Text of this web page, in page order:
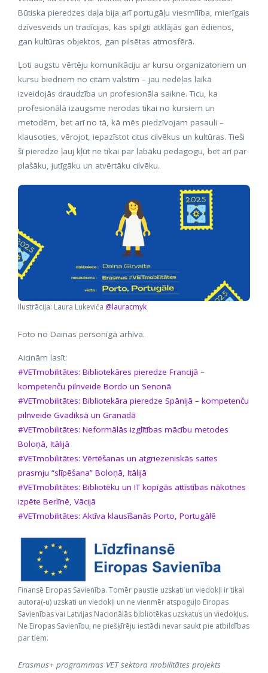
Būtiska pieredzes daļa bija arī portugāļu viesmīlība, mierīgais
dzīvesveids un tradīcijas, kas spilgti atklājās gan ēdienos,
gan kultūras objektos, gan pilsētas atmosfērā.
Ļoti augstu vērtēju komunikāciju ar kursu organizatoriem un
kursu biedriem no citām valstīm – jau nedēļas laikā
izveidojās draudzība un profesionāla saikne. Ticu, ka
profesionālā izaugsme nerodas tikai no kursiem un
metodēm, bet arī no tā, kā mēs piedzīvojam pasauli –
klausoties, vērojot, iepazīstot citus cilvēkus un kultūras. Tieši
šī pieredze ļauj kļūt ne tikai par labāku pedagogu, bet arī par
plašāku, jutīgāku un atvērtāku cilvēku.
Ilustrācija: Laura Lukeviča @lauracmyk
Foto no Dainas personīgā arhīva.
Aicinām lasīt:
#VETmobilitātes: Bibliotekāres pieredze Francijā –
kompetenču pilnveide Bordo un Senonā
#VETmobilitātes: Bibliotekāra pieredze Spānijā – kompetenču
pilnveide Gvadiksā un Granadā
#VETmobilitātes: Neformālās izglītības mācību metodes
Boloņā, Itālijā
#VETmobilitātes: Vērtēšanas un atgriezeniskās saites
prasmju “slīpēšana” Boloņā, Itālijā
#VETmobilitātes: Bibliotēku un IT kopīgās attīstības nākotnes
izpēte Berlīnē, Vācijā
#VETmobilitātes: Aktīva klausīšanās Porto, Portugālē
Finansē Eiropas Savienība. Tomēr paustie uzskati un viedokļi ir tikai
autora(-u) uzskati un viedokļi un ne vienmēr atspoguļo Eiropas
Savienības vai Latvijas Nacionālās bibliotēkas uzskatus un viedokļus.
Ne Eiropas Savienību, ne piešķīrēju iestādi nevar saukt pie atbildības
par tiem.
Erasmus+ programmas VET sektora mobilitātes projekts